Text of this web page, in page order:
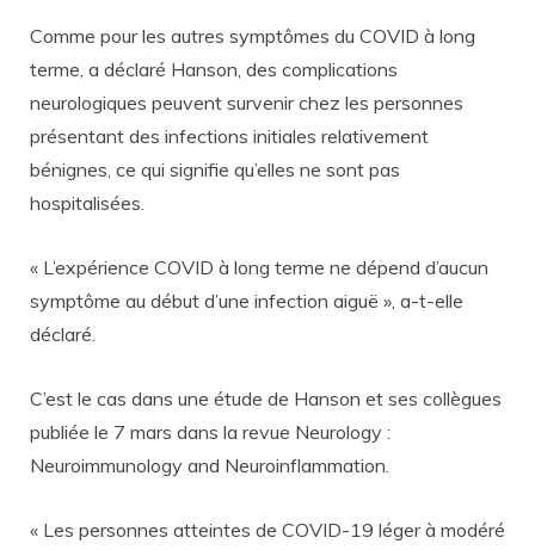
Comme pour les autres symptômes du COVID à long
terme, a déclaré Hanson, des complications
neurologiques peuvent survenir chez les personnes
présentant des infections initiales relativement
bénignes, ce qui signifie qu’elles ne sont pas
hospitalisées.
« L’expérience COVID à long terme ne dépend d’aucun
symptôme au début d’une infection aiguë », a-t-elle
déclaré.
C’est le cas dans une étude de Hanson et ses collègues
publiée le 7 mars dans la revue Neurology :
Neuroimmunology and Neuroinflammation.
« Les personnes atteintes de COVID-19 léger à modéré